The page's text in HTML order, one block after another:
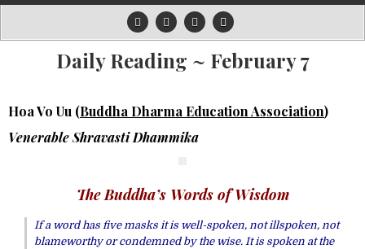
Daily Reading ~ February 7
Hoa Vo Uu (Buddha Dharma Education Association)
Venerable Shravasti Dhammika
The Buddha’s Words of Wisdom
If a word has five masks it is well-spoken, not illspoken, not
blameworthy or condemned by the wise. It is spoken at the